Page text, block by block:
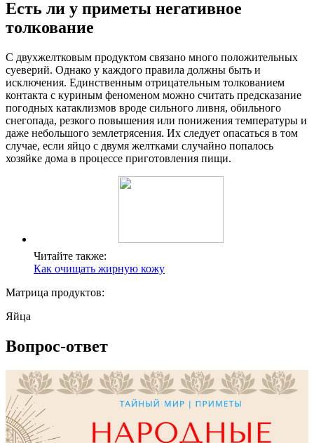
Есть ли у приметы негативное
толкование
С двухжелтковым продуктом связано много положительных
суеверий. Однако у каждого правила должны быть и
исключения. Единственным отрицательным толкованием
контакта с куриным феноменом можно считать предсказание
погодных катаклизмов вроде сильного ливня, обильного
снегопада, резкого повышения или понижения температуры и
даже небольшого землетрясения. Их следует опасаться в том
случае, если яйцо с двумя желтками случайно попалось
хозяйке дома в процессе приготовления пищи.
Читайте также:
Как очищать жирную кожу
Матрица продуктов:
Яйца
Вопрос-ответ